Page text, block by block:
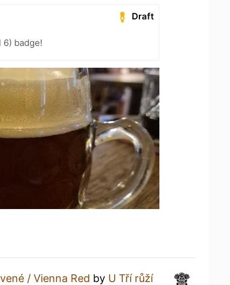
Draft
6) badge!
/ Vienna Red by U Tří růží